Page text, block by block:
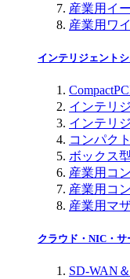
産業用イ
産業用ワ
インテリジェント
インテリ
インテリ
コンパク
ボックス
産業用コ
産業用コ
産業用マ
クラウド・NIC・サ
SD-WAN